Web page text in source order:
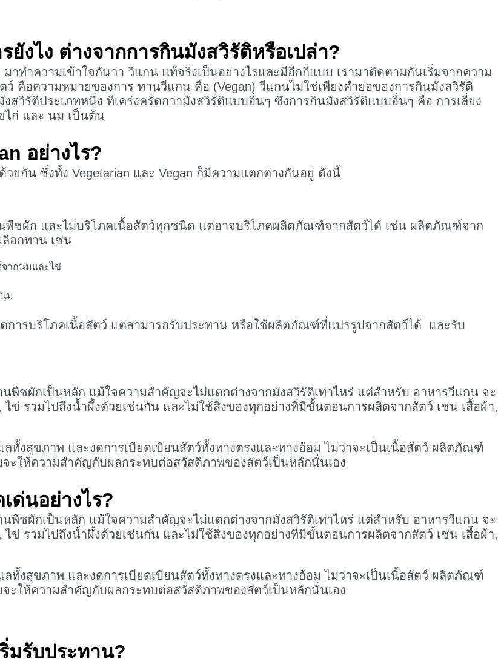
งไง ต่างจากการกินมังสวิรัติหรือเปล่า?
าทำความเข้าใจกันว่า วีแกน แท้จริงเป็นอย่างไรและมีอีกกี่แบบ เรามาติดตามกันเริ่มจากความ
อความหมายของการ ทานวีแกน คือ (Vegan) วีแกนไม่ใช่เพียงคำย่อของการกินมังสวิรัติ
สวิรัติประเภทหนึ่ง ที่เคร่งครัดกว่ามังสวิรัติแบบอื่นๆ ซึ่งการกินมังสวิรัติแบบอื่นๆ คือ การเลี่ยง
ก่ และ นม เป็นต้น
อย่างไร?
ยกัน ซึ่งทั้ง Vegetarian และ Vegan ก็มีความแตกต่างกันอยู่ ดังนี้
นพืชผัก และไม่บริโภคเนื้อสัตว์ทุกชนิด แต่อาจบริโภคผลิตภัณฑ์จากสัตว์ได้ เช่น ผลิตภัณฑ์จาก
อกทาน เช่น
ากนมและไข่
ม
การบริโภคเนื้อสัตว์ แต่สามารถรับประทาน หรือใช้ผลิตภัณฑ์ที่แปรรูปจากสัตว์ได้ และรับ
พืชผักเป็นหลัก แม้ใจความสำคัญจะไม่แตกต่างจากมังสวิรัติเท่าไหร่ แต่สำหรับ อาหารวีแกน จะ
รวมไปถึงน้ำผึ้งด้วยเช่นกัน และไม่ใช้สิ่งของทุกอย่างที่มีขั้นตอนการผลิตจากสัตว์ เช่น เสื้อผ้า,
ทั้งสุขภาพ และงดการเบียดเบียนสัตว์ทั้งทางตรงและทางอ้อม ไม่ว่าจะเป็นเนื้อสัตว์ ผลิตภัณฑ์
ะให้ความสำคัญกับผลกระทบต่อสวัสดิภาพของสัตว์เป็นหลักนั่นเอง
ด่นอย่างไร?
พืชผักเป็นหลัก แม้ใจความสำคัญจะไม่แตกต่างจากมังสวิรัติเท่าไหร่ แต่สำหรับ อาหารวีแกน จะ
รวมไปถึงน้ำผึ้งด้วยเช่นกัน และไม่ใช้สิ่งของทุกอย่างที่มีขั้นตอนการผลิตจากสัตว์ เช่น เสื้อผ้า,
ทั้งสุขภาพ และงดการเบียดเบียนสัตว์ทั้งทางตรงและทางอ้อม ไม่ว่าจะเป็นเนื้อสัตว์ ผลิตภัณฑ์
ะให้ความสำคัญกับผลกระทบต่อสวัสดิภาพของสัตว์เป็นหลักนั่นเอง
มรับประทาน?